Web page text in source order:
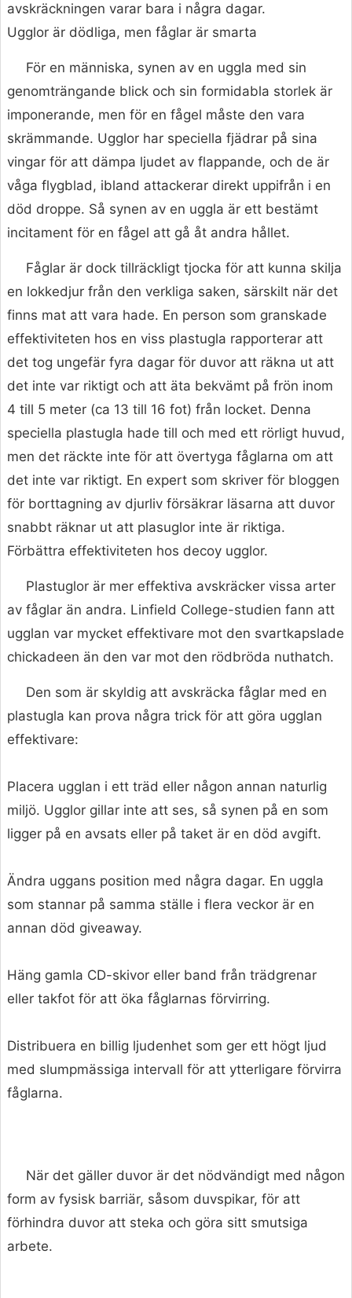
avskräckningen varar bara i några dagar.
Ugglor är dödliga, men fåglar är smarta
För en människa, synen av en uggla med sin
genomträngande blick och sin formidabla storlek är
imponerande, men för en fågel måste den vara
skrämmande. Ugglor har speciella fjädrar på sina
vingar för att dämpa ljudet av flappande, och de är
våga flygblad, ibland attackerar direkt uppifrån i en
död droppe. Så synen av en uggla är ett bestämt
incitament för en fågel att gå åt andra hållet.
Fåglar är dock tillräckligt tjocka för att kunna skilja
en lokkedjur från den verkliga saken, särskilt när det
finns mat att vara hade. En person som granskade
effektiviteten hos en viss plastugla rapporterar att
det tog ungefär fyra dagar för duvor att räkna ut att
det inte var riktigt och att äta bekvämt på frön inom
4 till 5 meter (ca 13 till 16 fot) från locket. Denna
speciella plastugla hade till och med ett rörligt huvud,
men det räckte inte för att övertyga fåglarna om att
det inte var riktigt. En expert som skriver för bloggen
för borttagning av djurliv försäkrar läsarna att duvor
snabbt räknar ut att plasuglor inte är riktiga.
Förbättra effektiviteten hos decoy ugglor.
Plastuglor är mer effektiva avskräcker vissa arter
av fåglar än andra. Linfield College-studien fann att
ugglan var mycket effektivare mot den svartkapslade
chickadeen än den var mot den rödbröda nuthatch.
Den som är skyldig att avskräcka fåglar med en
plastugla kan prova några trick för att göra ugglan
effektivare:
Placera ugglan i ett träd eller någon annan naturlig
miljö. Ugglor gillar inte att ses, så synen på en som
ligger på en avsats eller på taket är en död avgift.
Ändra uggans position med några dagar. En uggla
som stannar på samma ställe i flera veckor är en
annan död giveaway.
Häng gamla CD-skivor eller band från trädgrenar
eller takfot för att öka fåglarnas förvirring.
Distribuera en billig ljudenhet som ger ett högt ljud
med slumpmässiga intervall för att ytterligare förvirra
fåglarna.
När det gäller duvor är det nödvändigt med någon
form av fysisk barriär, såsom duvspikar, för att
förhindra duvor att steka och göra sitt smutsiga
arbete.